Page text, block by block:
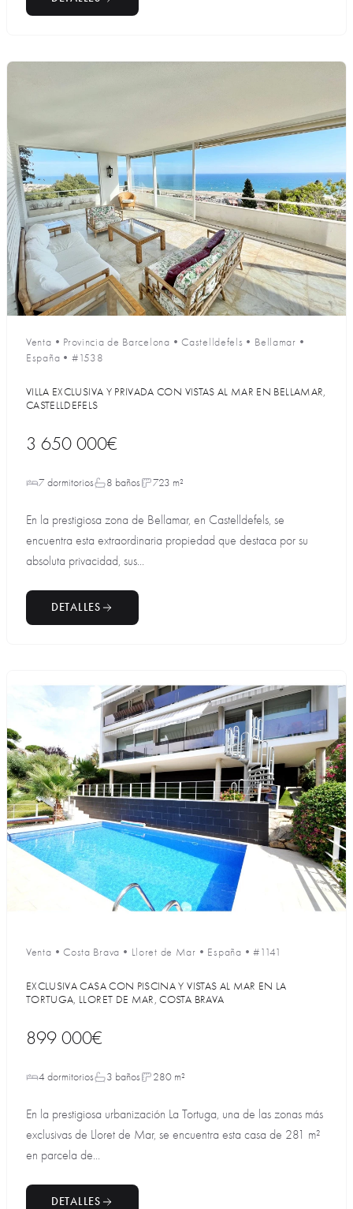
Venta • Provincia de Barcelona •Castelldefels • Bellamar •
España • #1538
VILLA EXCLUSIVA Y PRIVADA CON VISTAS AL MAR EN BELLAMAR,
CASTELLDEFELS
3 650 000€
7 dormitorios 8 baños 723 m²
En la prestigiosa zona de Bellamar, en Castelldefels, se
encuentra esta extraordinaria propiedad que destaca por su
absoluta privacidad, sus...
DETALLES
Venta •Costa Brava • Lloret de Mar • España •#1141
EXCLUSIVA CASA CON PISCINA Y VISTAS AL MAR EN LA
TORTUGA, LLORET DE MAR, COSTA BRAVA
899 000€
4 dormitorios 3 baños 280 m²
En la prestigiosa urbanización La Tortuga, una de las zonas más
exclusivas de Lloret de Mar, se encuentra esta casa de 281 m²
en parcela de...
DETALLES